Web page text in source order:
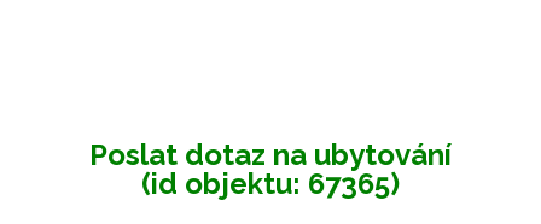
Poslat dotaz na ubytování
(id objektu: 67365)